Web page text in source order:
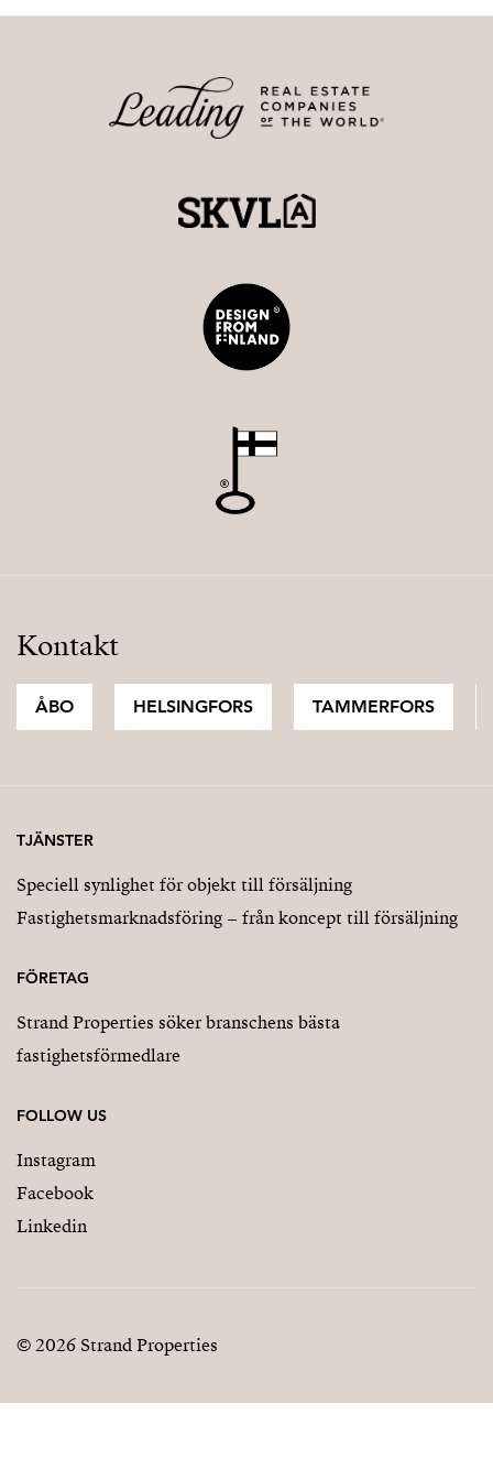
Kontakt
ÅBO HELSINGFORS TAMMERFORS
TJÄNSTER
Speciell synlighet för objekt till försäljning
Fastighetsmarknadsföring – från koncept till försäljning
FÖRETAG
Strand Properties söker branschens bästa
fastighetsförmedlare
FOLLOW US
Instagram
Facebook
Linkedin
© 2026 Strand Properties